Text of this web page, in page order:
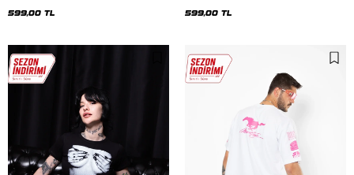
599,00 TL 599,00 TL